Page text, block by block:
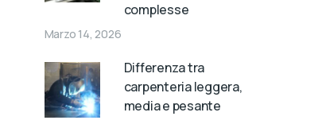
complesse
Marzo 14, 2026
Differenza tra
carpenteria leggera,
media e pesante